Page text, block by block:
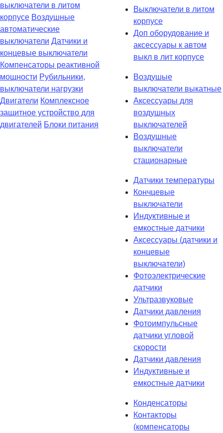
выключатели в литом
корпусе Воздушные
автоматические
выключатели Датчики и
концевые выключатели
Компенсаторы реактивной
мощности Рубильники,
выключатели нагрузки
Двигатели Комплексное
защитное устройство для
двигателей Блоки питания
Выключатели в литом
корпусе
Доп оборудование и
аксессуары к автом
выкл в лит корпусе
Воздушые
выключатели выкатные
Аксессуары для
воздушных
выключателей
Воздушные
выключатели
стационарные
Датчики температуры
Кончцевые
выключатели
Индуктивные и
емкостные датчики
Аксессуары (датчики и
концевые
выключатели)
Фотоэлектрические
датчики
Ультразвуковые
Датчики давления
Фотоимпульсные
датчики угловой
скорости
Датчики давления
Индуктивные и
емкостные датчики
Конденсаторы
Контакторы
(компенсаторы